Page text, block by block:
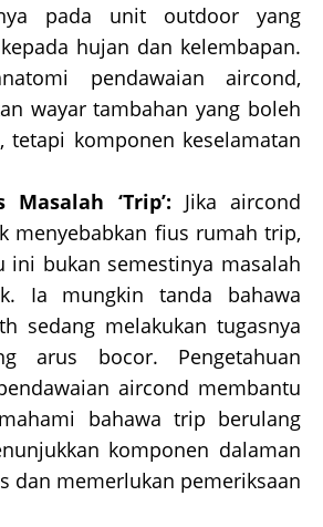
pada unit outdoor yang
hujan dan kelembapan.
pendawaian aircond,
wayar tambahan yang boleh
tetapi komponen keselamatan
Masalah ‘Trip’: Jika aircond
menyebabkan fius rumah trip,
ini bukan semestinya masalah
Ia mungkin tanda bahawa
sedang melakukan tugasnya
arus bocor. Pengetahuan
aircond membantu
bahawa trip berulang
komponen dalaman
dan memerlukan pemeriksaan